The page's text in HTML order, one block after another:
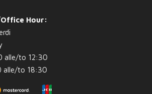
Hour:
alle/to 12:30
alle/to 18:30